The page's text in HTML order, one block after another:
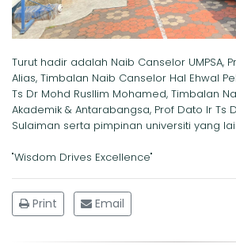
Turut hadir adalah Naib Canselor UMPSA,
Alias, Timbalan Naib Canselor Hal Ehwal
Ts Dr Mohd Rusllim Mohamed, Timbalan
Akademik & Antarabangsa, Prof Dato Ir Ts
Sulaiman serta pimpinan universiti yang
"Wisdom Drives Excellence"
Print Email